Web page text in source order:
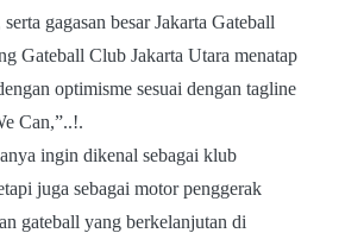
gagasan besar Jakarta Gateball
Gateball Club Jakarta Utara menatap
optimisme sesuai dengan tagline
Can,”..!.
ingin dikenal sebagai klub
juga sebagai motor penggerak
gateball yang berkelanjutan di